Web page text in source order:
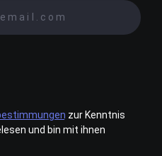
zur Kenntnis
und bin mit ihnen